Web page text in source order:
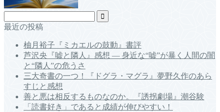
最近の投稿
柚月裕子『ミカエルの鼓動』書評
芦沢央『嘘と隣人』感想 ― 身近な“嘘”が暴く人間の闇
と“隣人”の危うさ
三大奇書の一つ！『ドグラ・マグラ』夢野久作のあら
すじと感想
善と悪は相反するものなのか。『誘拐劇場』潮谷験
「読書好き」であると成績が伸びやすい！